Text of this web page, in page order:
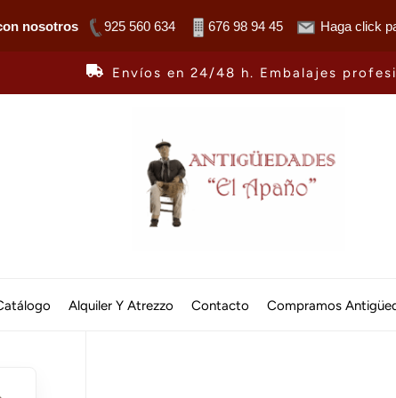
nosotros 925 560 634 676 98 94 45 Haga click
Envíos en 24/48 h. Embalajes
El
Alquiler Y Atrezzo Contacto Compramos